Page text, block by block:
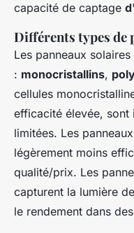
capacité de captage
Différents types de
Les panneaux
: monocristallins,
cellules
efficacité élevée, sont
limitées. Les
légèrement moins
qualité/prix. Les
capturent la lumière
le rendement dans